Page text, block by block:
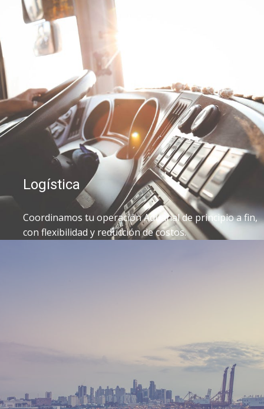
Logística
Coordinamos tu operación Aduanal de principio a fin,
con flexibilidad y reducción de costos.